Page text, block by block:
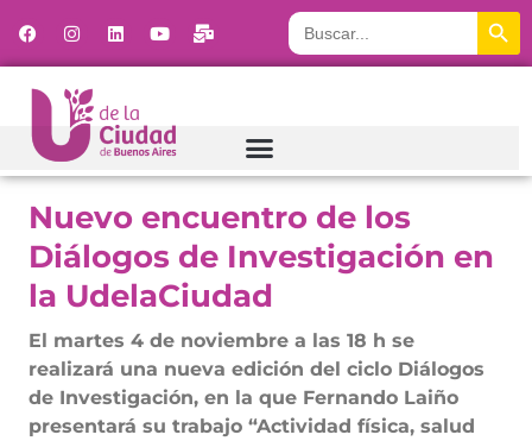
Buscar:
Nuevo encuentro de los
Diálogos de Investigación en
la UdelaCiudad
El martes 4 de noviembre a las 18 h se
realizará una nueva edición del ciclo Diálogos
de Investigación, en la que Fernando Laiño
presentará su trabajo “Actividad física, salud